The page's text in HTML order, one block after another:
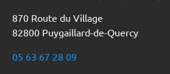
870 Route du Village
82800 Puygaillard-de-Quercy
05 63 67 28 09